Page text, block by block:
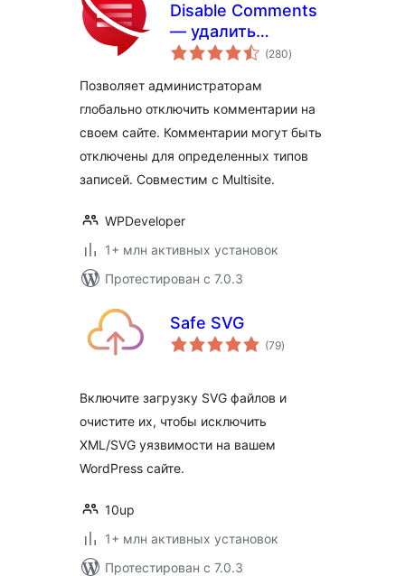
Disable Comments
— удалить
комментарии и
[поддержка
мультисайтов]
(280общий
рейтинг
)
Позволяет администраторам
глобально отключить комментарии на
своем сайте. Комментарии могут быть
отключены для определенных типов
записей. Совместим с Multisite.
WPDeveloper
1+ млн активных установок
Протестирован с 7.0.3
Safe SVG
(79общий
рейтинг
)
Включите загрузку SVG файлов и
очистите их, чтобы исключить
XML/SVG уязвимости на вашем
WordPress сайте.
10up
1+ млн активных установок
Протестирован с 7.0.3